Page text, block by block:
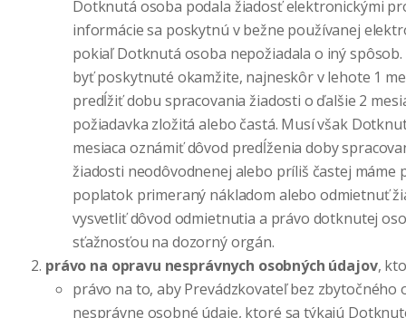
Dotknutá osoba podala žiadosť elektronickými
informácie sa poskytnú v bežne používanej
pokiaľ Dotknutá osoba nepožiadala o iný
byť poskytnuté okamžite, najneskôr v lehote 1
predĺžiť dobu spracovania žiadosti o ďalšie 2
požiadavka zložitá alebo častá. Musí však
mesiaca oznámiť dôvod predĺženia doby
žiadosti neodôvodnenej alebo príliš častej máme
poplatok primeraný nákladom alebo odmietnuť
vysvetliť dôvod odmietnutia a právo dotknutej
sťažnosťou na dozorný orgán.
právo na opravu nesprávnych osobných údajov,
právo na to, aby Prevádzkovateľ bez zbytočného
nesprávne osobné údaje, ktoré sa týkajú